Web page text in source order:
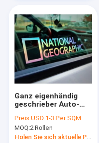
Fordern Sie ein Zitat
Digital-Druck-Film
Digital-Farbändernde
Kundenspezifisches
TPU-Auto-Farben-
Ganz eigenhändig
geschrieber Auto-
Aufkleber,
Farbschillernde
Vinylrolle Laser-120g
Preis:USD 1-3 Per SQM
MOQ:2 Rollen
Holen Sie sich aktuelle Preis